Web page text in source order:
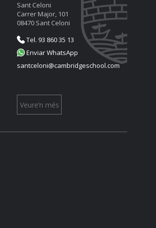
Sant Celoni
Carrer Major, 101
08470 Sant Celoni
Tel. 93 860 35 13
Enviar WhatsApp
santceloni@cambridgeschool.com
Veure’n més